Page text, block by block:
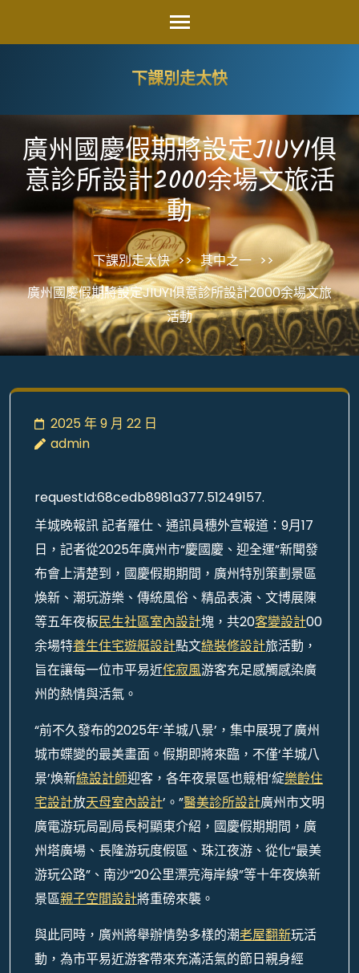
下課別走太快
廣州國慶假期將設定JIUYI俱
意診所設計2000余場文旅活
動
下課別走太快 >> 其中之一 >>
廣州國慶假期將設定JIUYI俱意診所設計2000余場文旅
活動
2025 年 9 月 22 日
admin
requestId:68cedb8981a377.51249157.
羊城晚報訊 記者羅仕、通訊員穗外宣報道：9月17
日，記者從2025年廣州市“慶國慶、迎全運”新聞發
布會上清楚到，國慶假期期間，廣州特別策劃景區
煥新、潮玩游樂、傳統風俗、精品表演、文博展陳
等五年夜板民生社區室內設計塊，共20客變設計00
余場特養生住宅遊艇設計點文綠裝修設計旅活動，
旨在讓每一位市平易近侘寂風游客充足感觸感染廣
州的熱情與活氣。
“前不久發布的2025年‘羊城八景’，集中展現了廣州
城市蝶變的最美畫面。假期即將來臨，不僅‘羊城八
景’煥新綠設計師迎客，各年夜景區也競相‘綻樂齡住
宅設計放天母室內設計’。”醫美診所設計廣州市文明
廣電游玩局副局長柯顯東介紹，國慶假期期間，廣
州塔廣場、長隆游玩度假區、珠江夜游、從化“最美
游玩公路”、南沙“20公里漂亮海岸線”等十年夜煥新
景區親子空間設計將重磅來襲。
與此同時，廣州將舉辦情勢多樣的潮老屋翻新玩活
動，為市平易近游客帶來充滿活氣的節日親身經